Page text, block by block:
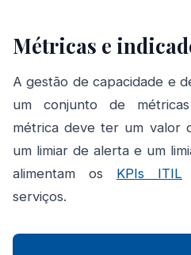
Métricas e
A gestão de capacidade e
um conjunto de
métrica deve ter um valor
um limiar de alerta e um
alimentam os KPIs ITIL
serviços.